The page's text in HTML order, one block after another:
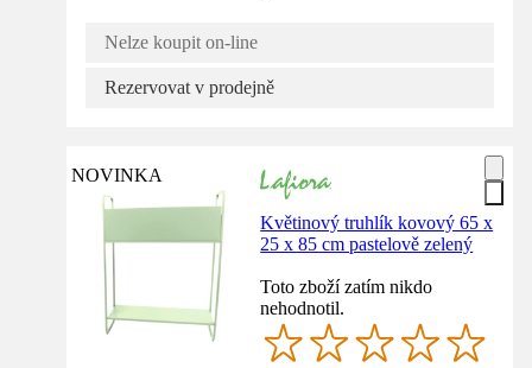
Nelze koupit on-line
Rezervovat v prodejně
NOVINKA
Květinový truhlík kovový 65 x
25 x 85 cm pastelově zelený
Toto zboží zatím nikdo
nehodnotil.